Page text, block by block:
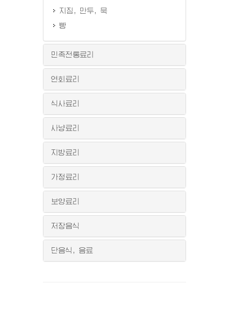
지짐, 만두, 묵
빵
민족전통료리
연회료리
식사료리
사냥료리
지방료리
가정료리
보양료리
저장음식
단음식, 음료